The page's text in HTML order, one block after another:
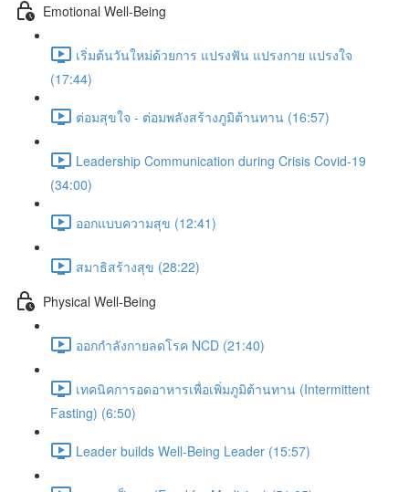
Emotional Well-Being
เริ่มต้นวันใหม่ด้วยการ แปรงฟัน แปรงกาย แปรงใจ
(17:44)
ต่อมสุขใจ - ต่อมพลังสร้างภูมิต้านทาน (16:57)
Leadership Communication during Crisis Covid-19
(34:00)
ออกแบบความสุข (12:41)
สมาธิสร้างสุข (28:22)
Physical Well-Being
ออกกำลังกายลดโรค NCD (21:40)
เทคนิคการอดอาหารเพื่อเพิ่มภูมิต้านทาน (Intermittent
Fasting) (6:50)
Leader builds Well-Being Leader (15:57)